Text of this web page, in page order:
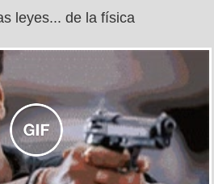
leyes... de la física